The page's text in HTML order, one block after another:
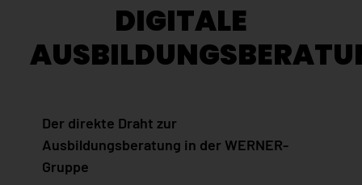
DIGITALE
Der direkte Draht zur
Ausbildungsberatung in der WERNER-
Gruppe